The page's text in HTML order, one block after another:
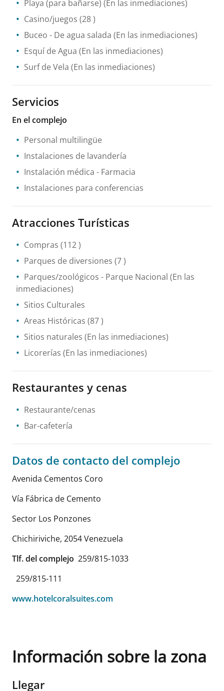
Playa (para bañarse) (En las inmediaciones)
Casino/juegos (28 )
Buceo - De agua salada (En las inmediaciones)
Esquí de Agua (En las inmediaciones)
Surf de Vela (En las inmediaciones)
Servicios
En el complejo
Personal multilingüe
Instalaciones de lavandería
Instalación médica - Farmacia
Instalaciones para conferencias
Atracciones Turísticas
Compras (112 )
Parques de diversiones (7 )
Parques/zoológicos - Parque Nacional (En las
inmediaciones)
Sitios Culturales
Areas Históricas (87 )
Sitios naturales (En las inmediaciones)
Licorerías (En las inmediaciones)
Restaurantes y cenas
Restaurante/cenas
Bar-cafetería
Datos de contacto del complejo
Avenida Cementos Coro
Vía Fábrica de Cemento
Sector Los Ponzones
Chichiriviche, 2054Venezuela
Tlf. del complejo 259/815-1033
259/815-111
www.hotelcoralsuites.com
Información sobre la zona
Llegar